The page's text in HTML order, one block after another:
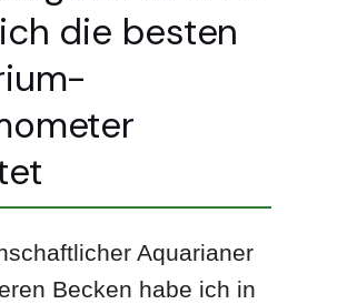
die besten
Aquarianer
Becken habe ich in